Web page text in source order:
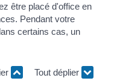
être placé d'office en
Pendant votre
certains cas, un
Tout déplier